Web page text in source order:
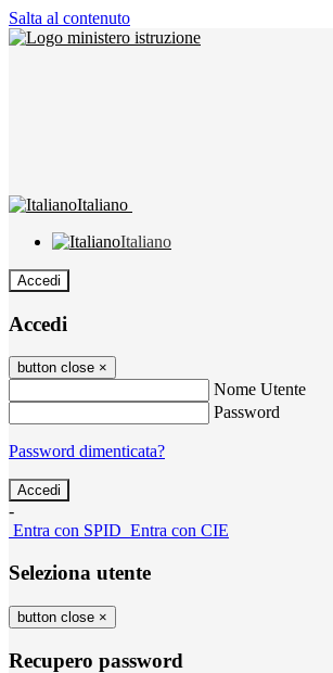
Salta al contenuto
Italiano
Italiano
Accedi
Accedi
button close ×
Nome Utente
Password
Password dimenticata?
-
Entra con SPID Entra con CIE
Seleziona utente
button close ×
Recupero password